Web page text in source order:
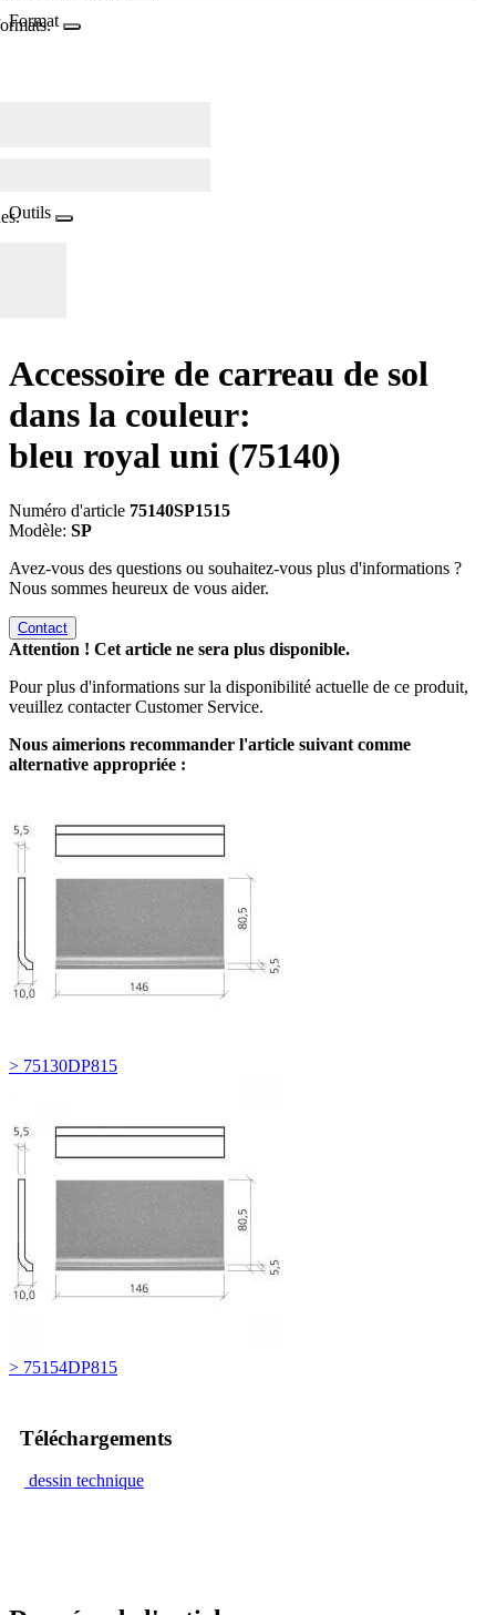
Format
Outils
Accessoire de carreau de sol
dans la couleur:
bleu royal uni (75140)
Numéro d'article 75140SP1515
Modèle: SP
Avez-vous des questions ou souhaitez-vous plus d'informations ?
Nous sommes heureux de vous aider.
Contact
Attention ! Cet article ne sera plus disponible.
Pour plus d'informations sur la disponibilité actuelle de ce produit,
veuillez contacter Customer Service.
Nous aimerions recommander l'article suivant comme
alternative appropriée :
> 75130DP815
> 75154DP815
Téléchargements
dessin technique